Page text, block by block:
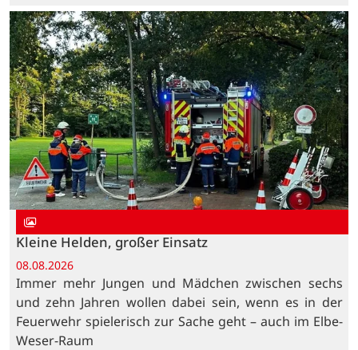
Kleine Helden, großer Einsatz
08.08.2026
Immer mehr Jungen und Mädchen zwischen sechs
und zehn Jahren wollen dabei sein, wenn es in der
Feuerwehr spielerisch zur Sache geht – auch im Elbe-
Weser-Raum